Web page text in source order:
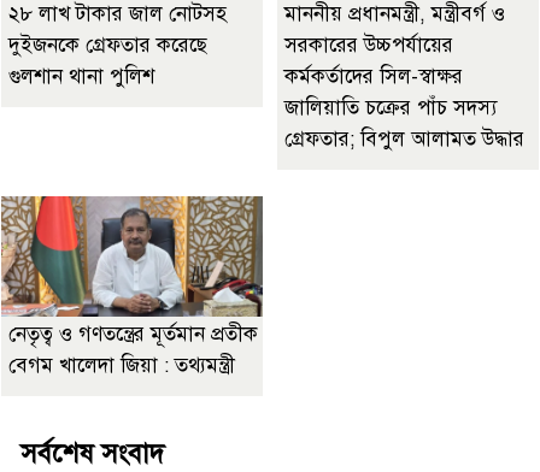
২৮ লাখ টাকার জাল নোটসহ
দুইজনকে গ্রেফতার করেছে
গুলশান থানা পুলিশ
মাননীয় প্রধানমন্ত্রী, মন্ত্রীবর্গ ও
সরকারের উচ্চপর্যায়ের
কর্মকর্তাদের সিল-স্বাক্ষর
জালিয়াতি চক্রের পাঁচ সদস্য
গ্রেফতার; বিপুল আলামত উদ্ধার
নেতৃত্ব ও গণতন্ত্রের মূর্তমান প্রতীক
বেগম খালেদা জিয়া : তথ্যমন্ত্রী
সর্বশেষ সংবাদ